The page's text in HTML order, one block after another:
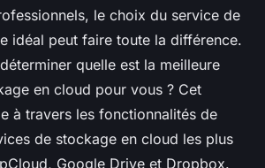
le choix du service de
idéal peut faire toute la différence.
quelle est la meilleure
en cloud pour vous ? Cet
à travers les fonctionnalités de
de stockage en cloud les plus
pCloud, Google Drive et Dropbox.